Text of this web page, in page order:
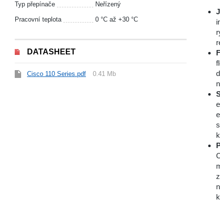
Typ přepínače Neřízený
Pracovní teplota 0 °С až +30 °С
DATASHEET
Cisco 110 Series.pdf 0.41 Mb